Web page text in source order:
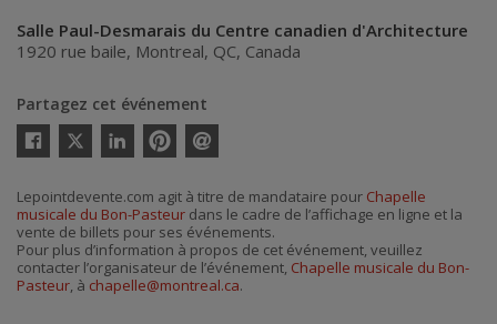
Salle Paul-Desmarais du Centre canadien d'Architecture
1920 rue baile, Montreal, QC, Canada
Partagez cet événement
Twitter
courriel
Lepointdevente.com agit à titre de mandataire pour Chapelle
musicale du Bon-Pasteur dans le cadre de l’affichage en ligne et la
vente de billets pour ses événements.
Pour plus d’information à propos de cet événement, veuillez
contacter l’organisateur de l’événement, Chapelle musicale du Bon-
Pasteur, à chapelle@montreal.ca.